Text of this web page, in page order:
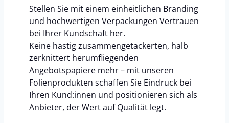
Stellen Sie mit einem einheitlichen Branding
und hochwertigen Verpackungen Vertrauen
bei Ihrer Kundschaft her.
Keine hastig zusammengetackerten, halb
zerknittert herumfliegenden
Angebotspapiere mehr – mit unseren
Folienprodukten schaffen Sie Eindruck bei
Ihren Kund:innen und positionieren sich als
Anbieter, der Wert auf Qualität legt.